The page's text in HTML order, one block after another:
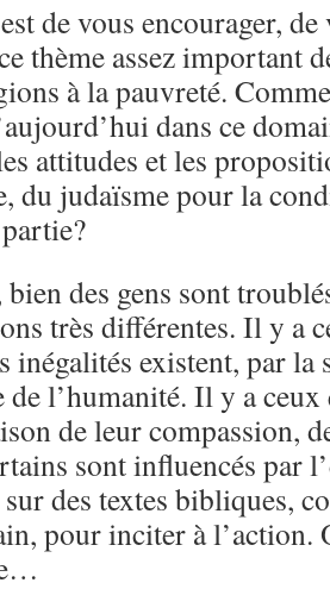
de vous encourager,
thème assez important
à la pauvreté.
dans ce
attitudes et les
du judaïsme pour la
des gens sont
très différentes. Il y a
inégalités existent, par la
de l’humanité. Il y a
de leur compassion,
sont influencés par
sur des textes bibliques,
pour inciter à l’action.